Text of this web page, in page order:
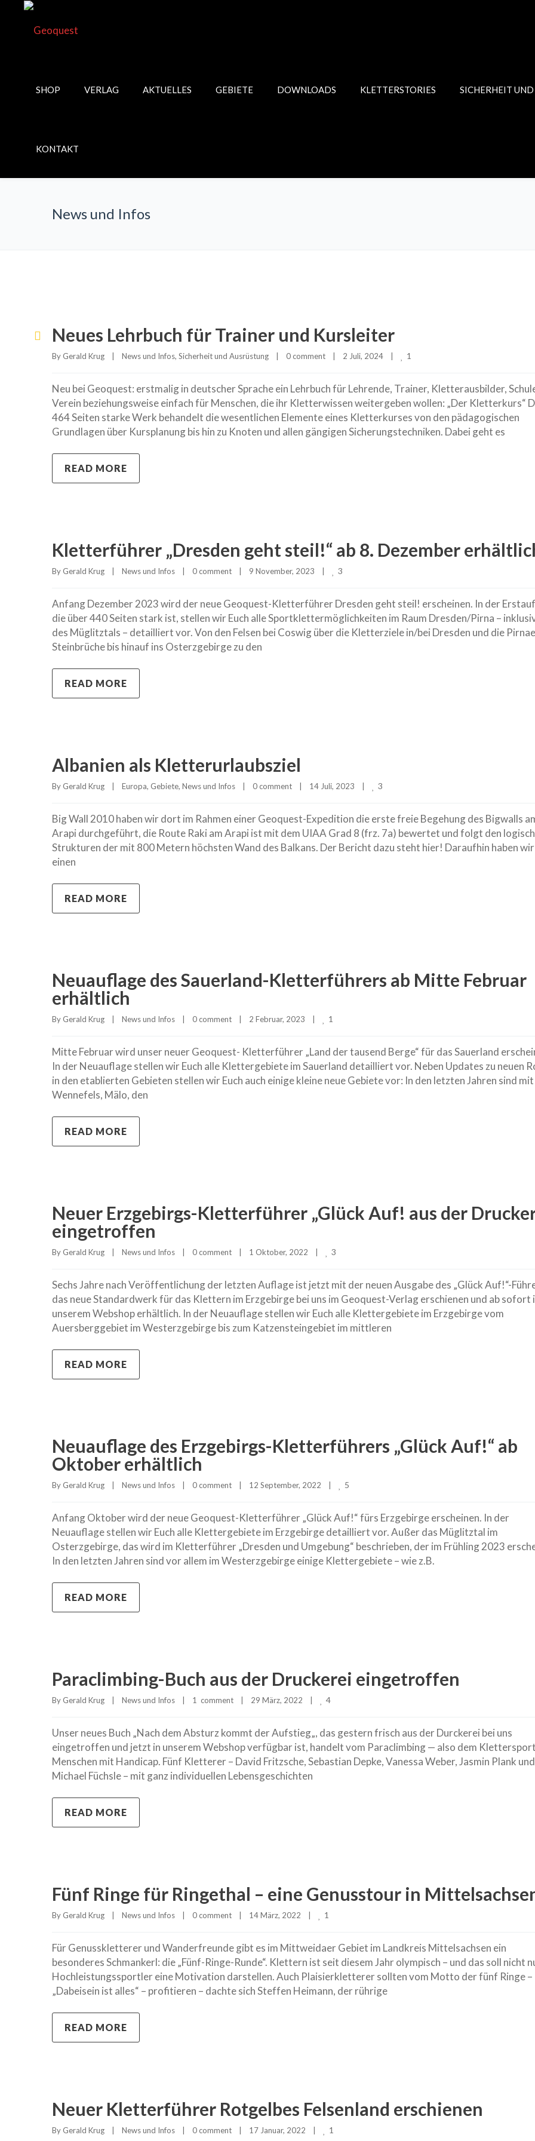
SHOP VERLAG AKTUELLES GEBIETE DOWNLOADS KLETTERSTORIES SICHERHEIT
KONTAKT
News und Infos
Neues Lehrbuch für Trainer und Kursleiter
By Gerald Krug News und Infos, Sicherheit und Ausrüstung 0 comment 2 Juli, 2024 1
Neu bei Geoquest: erstmalig in deutscher Sprache ein Lehrbuch für Lehrende, Trainer, Kletterausbilder,
Verein beziehungsweise einfach für Menschen, die ihr Kletterwissen weitergeben wollen: „Der Kletterkurs“
464 Seiten starke Werk behandelt die wesentlichen Elemente eines Kletterkurses von den pädagogischen
Grundlagen über Kursplanung bis hin zu Knoten und allen gängigen Sicherungstechniken. Dabei geht es
READ MORE
Kletterführer „Dresden geht steil!“ ab 8. Dezember
By Gerald Krug News und Infos 0 comment 9 November, 2023 3
Anfang Dezember 2023 wird der neue Geoquest-Kletterführer Dresden geht steil! erscheinen. In der
die über 440 Seiten stark ist, stellen wir Euch alle Sportklettermöglichkeiten im Raum Dresden/Pirna –
des Müglitztals – detailliert vor. Von den Felsen bei Coswig über die Kletterziele in/bei Dresden und die
Steinbrüche bis hinauf ins Osterzgebirge zu den
READ MORE
Albanien als Kletterurlaubsziel
By Gerald Krug Europa, Gebiete, News und Infos 0 comment 14 Juli, 2023 3
Big Wall 2010 haben wir dort im Rahmen einer Geoquest-Expedition die erste freie Begehung des Bigwalls
Arapi durchgeführt, die Route Raki am Arapi ist mit dem UIAA Grad 8 (frz. 7a) bewertet und folgt den
Strukturen der mit 800 Metern höchsten Wand des Balkans. Der Bericht dazu steht hier! Daraufhin haben wir
einen
READ MORE
Neuauflage des Sauerland-Kletterführers ab Mitte Februar
erhältlich
By Gerald Krug News und Infos 0 comment 2 Februar, 2023 1
Mitte Februar wird unser neuer Geoquest- Kletterführer „Land der tausend Berge“ für das Sauerland
In der Neuauflage stellen wir Euch alle Klettergebiete im Sauerland detailliert vor. Neben Updates zu neuen
in den etablierten Gebieten stellen wir Euch auch einige kleine neue Gebiete vor: In den letzten Jahren sind
Wennefels, Mälo, den
READ MORE
Neuer Erzgebirgs-Kletterführer „Glück Auf! aus der
eingetroffen
By Gerald Krug News und Infos 0 comment 1 Oktober, 2022 3
Sechs Jahre nach Veröffentlichung der letzten Auflage ist jetzt mit der neuen Ausgabe des „Glück Auf!“-
das neue Standardwerk für das Klettern im Erzgebirge bei uns im Geoquest-Verlag erschienen und ab sofort
unserem Webshop erhältlich. In der Neuauflage stellen wir Euch alle Klettergebiete im Erzgebirge vom
Auersberggebiet im Westerzgebirge bis zum Katzensteingebiet im mittleren
READ MORE
Neuauflage des Erzgebirgs-Kletterführers „Glück Auf!“ ab
Oktober erhältlich
By Gerald Krug News und Infos 0 comment 12 September, 2022 5
Anfang Oktober wird der neue Geoquest-Kletterführer „Glück Auf!“ fürs Erzgebirge erscheinen. In der
Neuauflage stellen wir Euch alle Klettergebiete im Erzgebirge detailliert vor. Außer das Müglitztal im
Osterzgebirge, das wird im Kletterführer „Dresden und Umgebung“ beschrieben, der im Frühling 2023
In den letzten Jahren sind vor allem im Westerzgebirge einige Klettergebiete – wie z.B.
READ MORE
Paraclimbing-Buch aus der Druckerei eingetroffen
By Gerald Krug News und Infos 1  comment 29 März, 2022 4
Unser neues Buch „Nach dem Absturz kommt der Aufstieg„, das gestern frisch aus der Durckerei bei uns
eingetroffen und jetzt in unserem Webshop verfügbar ist, handelt vom Paraclimbing — also dem
Menschen mit Handicap. Fünf Kletterer – David Fritzsche, Sebastian Depke, Vanessa Weber, Jasmin Plank und
Michael Füchsle – mit ganz individuellen Lebensgeschichten
READ MORE
Fünf Ringe für Ringethal – eine Genusstour in
By Gerald Krug News und Infos 0 comment 14 März, 2022 1
Für Genusskletterer und Wanderfreunde gibt es im Mittweidaer Gebiet im Landkreis Mittelsachsen ein
besonderes Schmankerl: die „Fünf-Ringe-Runde“. Klettern ist seit diesem Jahr olympisch – und das soll nicht
Hochleistungssportler eine Motivation darstellen. Auch Plaisierkletterer sollten vom Motto der fünf Ringe –
„Dabeisein ist alles“ – profitieren – dachte sich Steffen Heimann, der rührige
READ MORE
Neuer Kletterführer Rotgelbes Felsenland erschienen
By Gerald Krug News und Infos 0 comment 17 Januar, 2022 1